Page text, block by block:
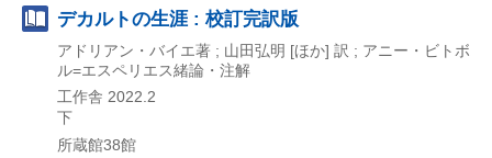
デカルトの生涯 : 校訂完訳版
アドリアン・バイエ著 ; 山田弘明 [ほか] 訳 ; アニー・ビトボ
ル=エスペリエス緒論・注解
工作舎 2022.2
下
所蔵館38館